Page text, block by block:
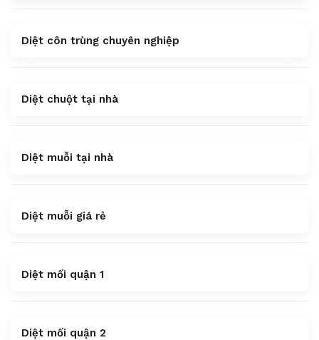
Diệt côn trùng chuyên nghiệp
Diệt chuột tại nhà
Diệt muỗi tại nhà
Diệt muỗi giá rẻ
Diệt mối quận 1
Diệt mối quận 2